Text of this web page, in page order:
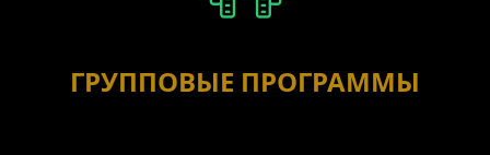
ГРУППОВЫЕ ПРОГРАММЫ